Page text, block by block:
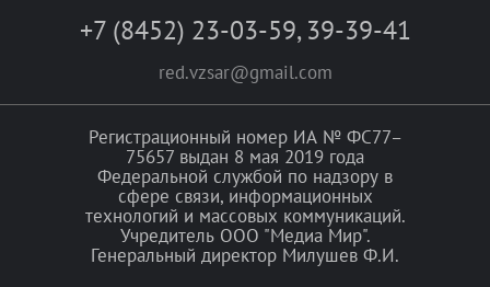
+7 (8452) 23-03-59, 39-39-41
red.vzsar@gmail.com
Регистрационный номер ИА № ФС77–
75657 выдан 8 мая 2019 года
Федеральной службой по надзору в
сфере связи, информационных
технологий и массовых коммуникаций.
Учредитель ООО "Медиа Мир".
Генеральный директор Милушев Ф.И.